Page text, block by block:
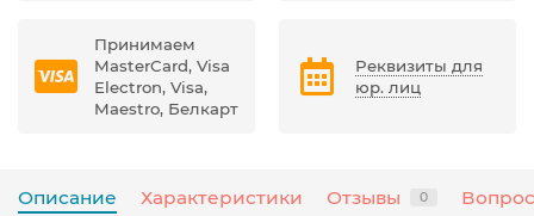
Принимаем
MasterCard, Visa
Electron, Visa,
Maestro, Белкарт
Реквизиты для
юр. лиц
Описание Характеристики Отзывы 0